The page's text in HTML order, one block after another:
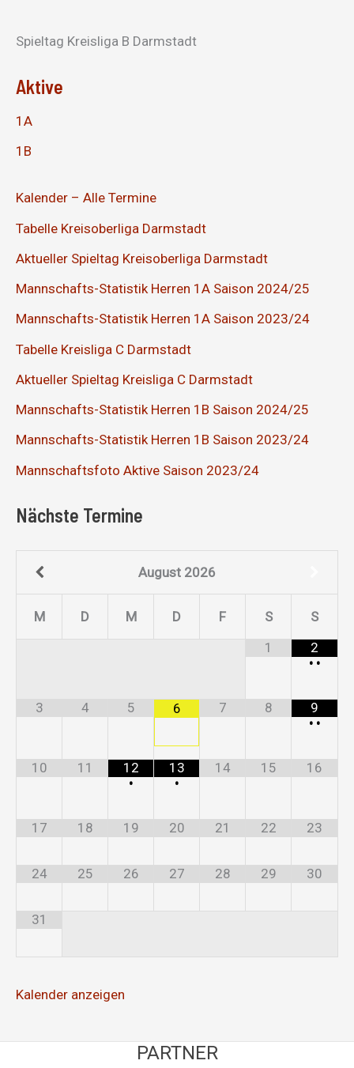
Spieltag Kreisliga B Darmstadt
Aktive
1A
1B
Kalender – Alle Termine
Tabelle Kreisoberliga Darmstadt
Aktueller Spieltag Kreisoberliga Darmstadt
Mannschafts-Statistik Herren 1A Saison 2024/25
Mannschafts-Statistik Herren 1A Saison 2023/24
Tabelle Kreisliga C Darmstadt
Aktueller Spieltag Kreisliga C Darmstadt
Mannschafts-Statistik Herren 1B Saison 2024/25
Mannschafts-Statistik Herren 1B Saison 2023/24
Mannschaftsfoto Aktive Saison 2023/24
Nächste Termine
August 2026
M D M D F S
S
1
2
• •
3 4 5 6 7 8
9
• •
10 11
12
•
13
•
14 15 16
17 18 19 20 21 22 23
24 25 26 27 28 29 30
31
Kalender anzeigen
PARTNER